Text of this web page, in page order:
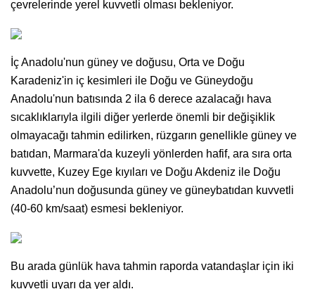
çevrelerinde yerel kuvvetli olması bekleniyor.
İç Anadolu'nun güney ve doğusu, Orta ve Doğu
Karadeniz'in iç kesimleri ile Doğu ve Güneydoğu
Anadolu'nun batısında 2 ila 6 derece azalacağı hava
sıcaklıklarıyla ilgili diğer yerlerde önemli bir değişiklik
olmayacağı tahmin edilirken, rüzgarın genellikle güney ve
batıdan, Marmara'da kuzeyli yönlerden hafif, ara sıra orta
kuvvette, Kuzey Ege kıyıları ve Doğu Akdeniz ile Doğu
Anadolu’nun doğusunda güney ve güneybatıdan kuvvetli
(40-60 km/saat) esmesi bekleniyor.
Bu arada günlük hava tahmin raporda vatandaşlar için iki
kuvvetli uyarı da yer aldı.